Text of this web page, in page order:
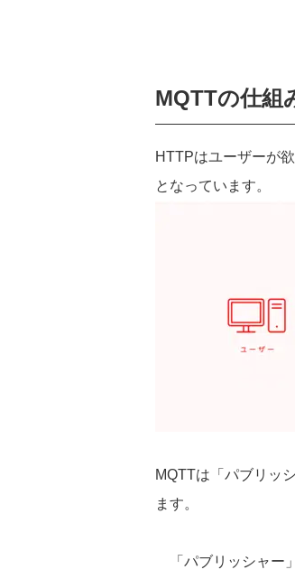
MQTTの仕組
HTTPはユーザーが
となっています。
MQTTは「パブリッ
ます。
「パブリッシャー